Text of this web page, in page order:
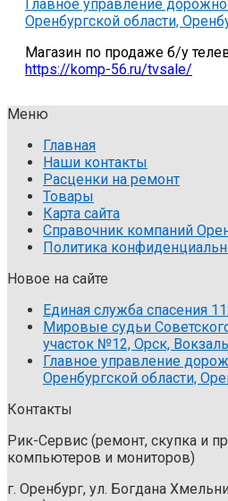
Главное управление
Оренбургской области,
Магазин по продаже б/у
https://komp-56.ru/tvsale/
Меню
Главная
Наши контакты
Расценки на ремонт
Товары
Карта сайта
Справочник компаний
Политика
Новое на сайте
Единая служба спасения
Мировые судьи
участок №12, Орск,
Главное управление
Оренбургской области,
Контакты
Рик-Сервис (ремонт, скупка и
компьютеров и мониторов)
г. Оренбург, ул. Богдана